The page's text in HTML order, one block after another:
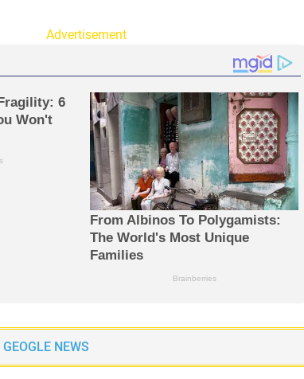
Advertisement
GEOGLE NEWS